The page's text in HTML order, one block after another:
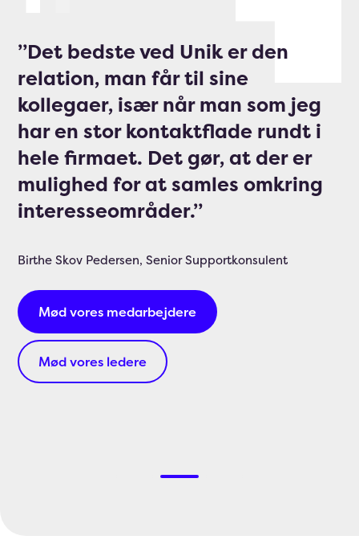
”Det bedste ved Unik er den
relation, man får til sine
kollegaer, især når man som jeg
har en stor kontaktflade rundt i
hele firmaet. Det gør, at der er
mulighed for at samles omkring
interesseområder.”
Birthe Skov Pedersen, Senior Supportkonsulent
Mød vores medarbejdere
Mød vores ledere